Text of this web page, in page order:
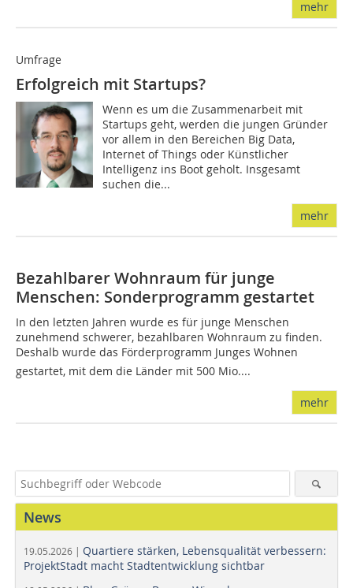
mehr
Umfrage
Erfolgreich mit Startups?
Wenn es um die Zusammenarbeit mit
Startups geht, werden die jungen Gründer
vor allem in den Bereichen Big Data,
Internet of Things oder Künstlicher
Intelligenz ins Boot geholt. Insgesamt
suchen die...
mehr
Bezahlbarer Wohnraum für junge
Menschen: Sonderprogramm gestartet
In den letzten Jahren wurde es für junge Menschen
zunehmend schwerer, bezahlbaren Wohnraum zu finden.
Deshalb wurde das Förderprogramm Junges Wohnen
gestartet, mit dem die Länder mit 500 Mio....
mehr
News
19.05.2026 | Quartiere stärken, Lebensqualität verbessern:
ProjektStadt macht Stadtentwicklung sichtbar